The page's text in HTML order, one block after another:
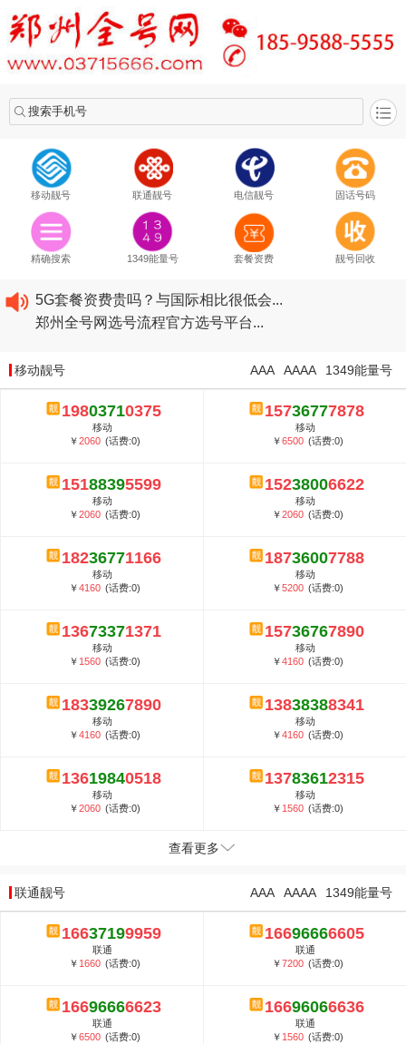
搜索手机号
移动靓号 联通靓号 电信靓号 固话号码
精确搜索 1349能量号 套餐资费 靓号回收
2020​移动最新套餐资费...
2020​联通最新套餐资费...
5G套餐资费贵吗？与国际相比很低会...
郑州全号网选号流程官方选号平台...
2020​联通最新套餐资费...
2020​电信最新套餐资费...
5G套餐资费贵吗？与国际相比很低会...
郑州全号网选号流程官方选号平台...
移动靓号 1349能量号
AAAA
AAA
19803710375
移动
￥2060 (话费:0)
15736777878
移动
￥6500 (话费:0)
15188395599
移动
￥2060 (话费:0)
15238006622
移动
￥2060 (话费:0)
18236771166
移动
￥4160 (话费:0)
18736007788
移动
￥5200 (话费:0)
13673371371
移动
￥ 1560 (话费:0)
15736767890
移动
￥4160 (话费:0)
18339267890
移动
￥4160 (话费:0)
13838388341
移动
￥4160 (话费:0)
13619840518
移动
￥2060 (话费:0)
13783612315
移动
￥ 1560 (话费:0)
查看更多
联通靓号 1349能量号
AAAA
AAA
16637199959
联通
￥ 1660 (话费:0)
16696666605
联通
￥7200 (话费:0)
16696666623
联通
￥6500 (话费:0)
16696066636
联通
￥ 1560 (话费:0)